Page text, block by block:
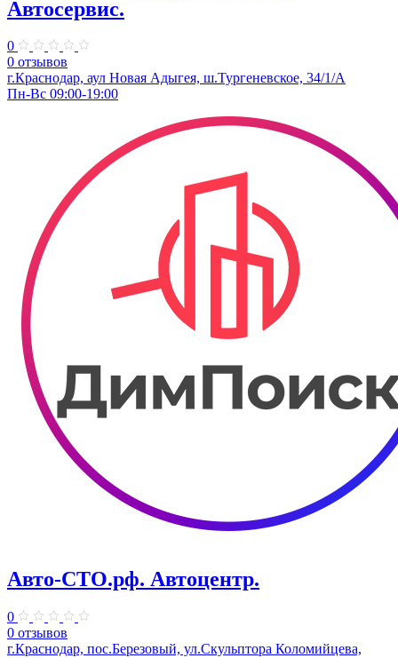
Автосервис.
0
0 отзывов
г.Краснодар, аул Новая Адыгея, ш.Тургеневское, 34/1/А
Пн-Вс 09:00-19:00
Авто-СТО.рф. Автоцентр.
0
0 отзывов
г.Краснодар, пос.Березовый, ул.Скульптора Коломийцева,